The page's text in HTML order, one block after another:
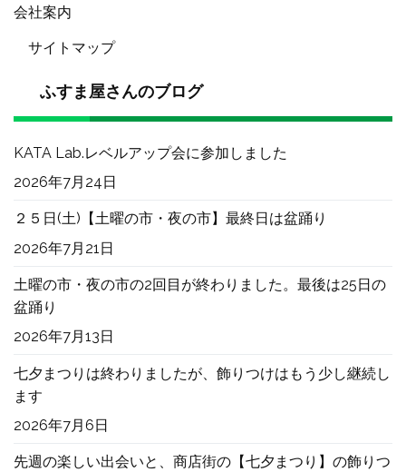
会社案内
サイトマップ
ふすま屋さんのブログ
KATA Lab.レベルアップ会に参加しました
2026年7月24日
２５日(土)【土曜の市・夜の市】最終日は盆踊り
2026年7月21日
土曜の市・夜の市の2回目が終わりました。最後は25日の
盆踊り
2026年7月13日
七夕まつりは終わりましたが、飾りつけはもう少し継続し
ます
2026年7月6日
先週の楽しい出会いと、商店街の【七夕まつり】の飾りつ